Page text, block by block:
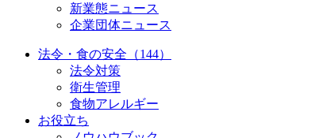
新業態ニュース
企業団体ニュース
法令・食の安全（144）
法令対策
衛生管理
食物アレルギー
お役立ち